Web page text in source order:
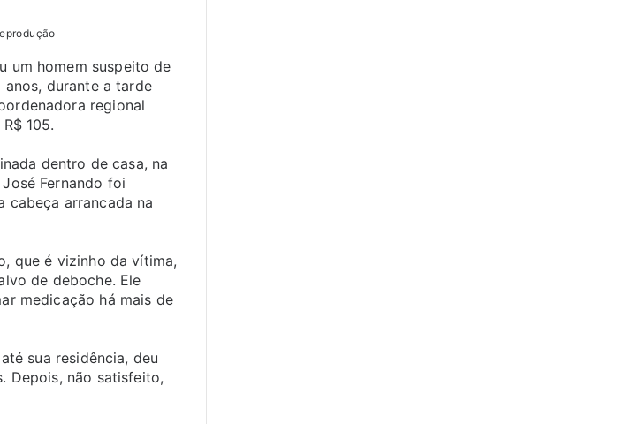
um homem suspeito de
durante a tarde
regional
105.
dentro de casa, na
Fernando foi
cabeça arrancada na
que é vizinho da vítima,
de deboche. Ele
medicação há mais de
sua residência, deu
Depois, não satisfeito,